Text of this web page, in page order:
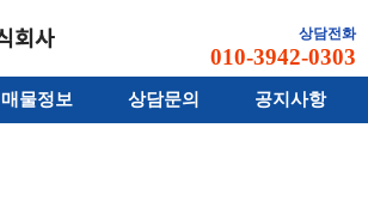
상담전화
010-3942-0303
매물정보 상담문의 공지사항